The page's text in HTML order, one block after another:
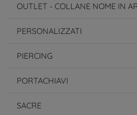
OUTLET - COLLANE NOME IN
PERSONALIZZATI
PIERCING
PORTACHIAVI
SACRE